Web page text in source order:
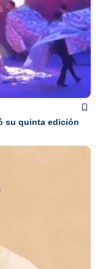
su quinta edición